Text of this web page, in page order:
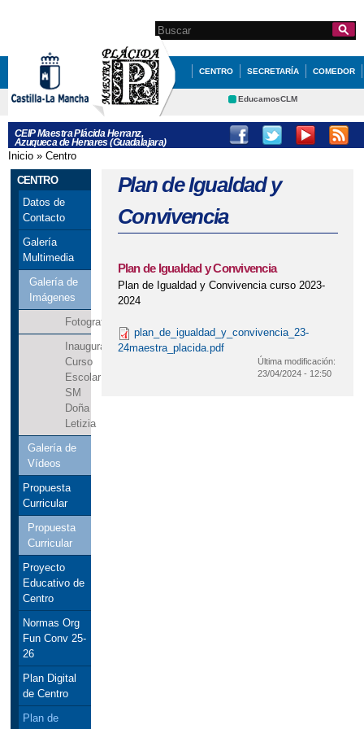
contenido
principal
Formulario de
búsqueda
Search this site
CENTRO SECRETARÍA COMEDOR
HUERTO ESCOLAR TABLÓN
AULA DEL FUTURO
EducamosCLM
Portal Educación
CEIP Maestra Plácida Herranz,
Azuqueca de Henares (Guadalajara)
Se encuentra usted aquí
Inicio » Centro
CENTRO
Datos de
Contacto
Galería
Multimedia
Galería de
Imágenes
Fotografías
Inauguración
Curso
Escolar
SM
Doña
Letizia
Galería de
Vídeos
Propuesta
Curricular
Propuesta
Curricular
Proyecto
Educativo de
Centro
Normas Org
Fun Conv 25-
26
Plan Digital
de Centro
Plan de
Plan de Igualdad y
Convivencia
Plan de Igualdad y Convivencia
Plan de Igualdad y Convivencia curso 2023-
2024
plan_de_igualdad_y_convivencia_23-
24maestra_placida.pdf
Última modificación:
23/04/2024 - 12:50